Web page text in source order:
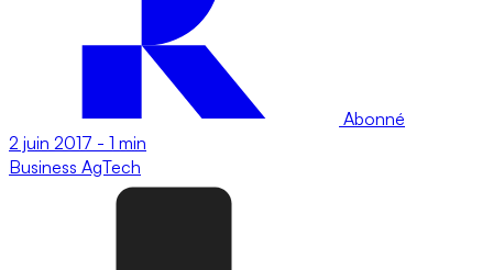
Abonné
2 juin 2017 - 1 min
Business AgTech